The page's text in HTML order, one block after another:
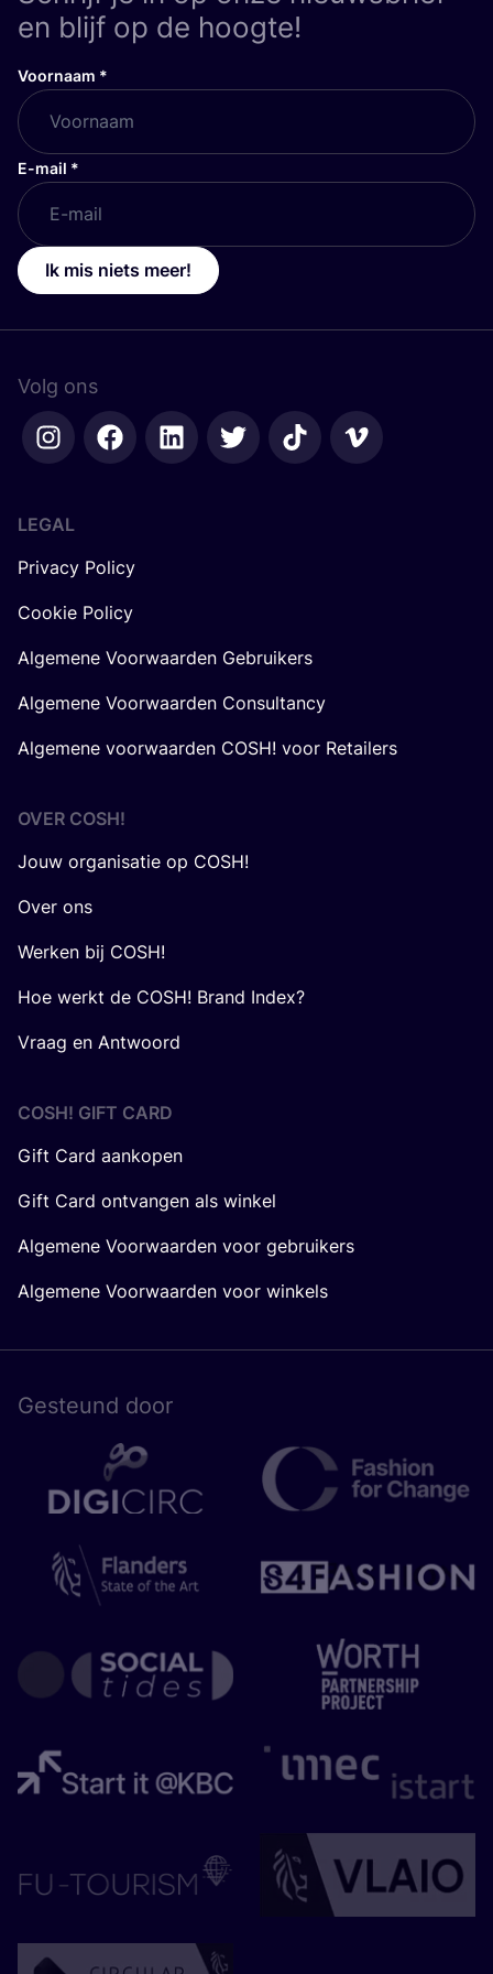
en blijf op de hoogte!
Voornaam *
E-mail *
Ik mis niets meer!
Volg ons
LEGAL
Privacy Policy
Cookie Policy
Algemene Voorwaarden Gebruikers
Algemene Voorwaarden Consultancy
Algemene voorwaarden COSH! voor Retailers
OVER COSH!
Jouw organisatie op COSH!
Over ons
Werken bij COSH!
Hoe werkt de COSH! Brand Index?
Vraag en Antwoord
COSH! GIFT CARD
Gift Card aankopen
Gift Card ontvangen als winkel
Algemene Voorwaarden voor gebruikers
Algemene Voorwaarden voor winkels
Gesteund door